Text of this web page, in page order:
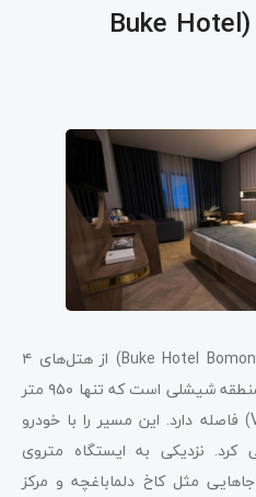
هتل بوکه بومونتی (Buke Hotel
(Buke Hotel Bomonti) از هتل‌های ۴
شیشلی است که تنها ۹۵۰
متر
با مرکز خدمات ویزای کانادا (VAC) فاصله دارد. این مسیر را با خودرو
کرد. نزدیکی به ایستگاه متروی
مثل کاخ دلماباغچه و مرکز